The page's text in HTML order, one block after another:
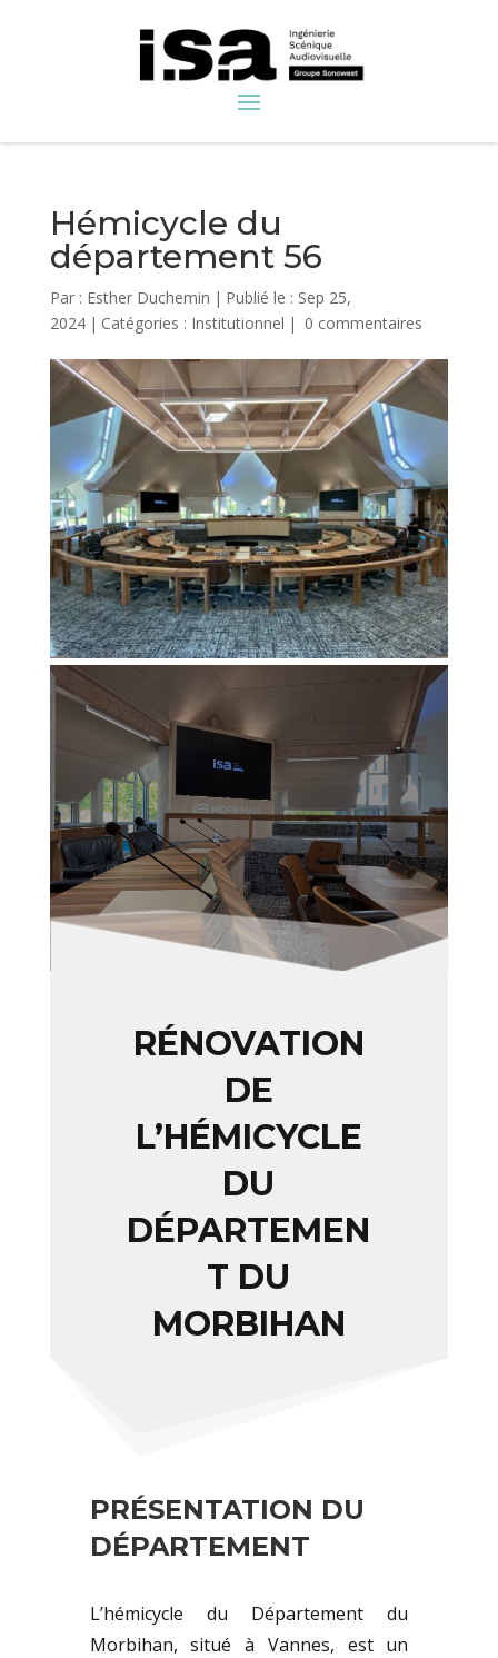
Hémicycle du
département 56
Par : Esther Duchemin | Publié le : Sep 25,
2024 | Catégories : Institutionnel | 0 commentaires
RÉNOVATION
DE
L’HÉMICYCLE
DU
DÉPARTEMEN
T DU
MORBIHAN
PRÉSENTATION DU
DÉPARTEMENT
L’hémicycle du Département du
Morbihan, situé à Vannes, est un